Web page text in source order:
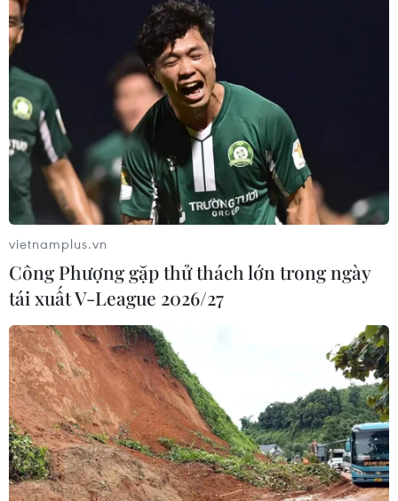
vietnamplus.vn
Công Phượng gặp thử thách lớn trong ngày
tái xuất V-League 2026/27